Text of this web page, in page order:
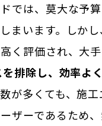
では、莫大な予
まいます。しか
く評価され、大
排除し、効率よ
が多くても、施
ザーであるため